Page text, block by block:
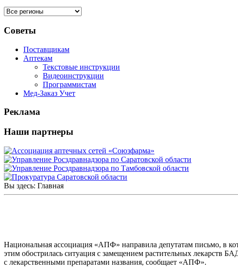
Советы
Поставщикам
Аптекам
Текстовые инструкции
Видеоинструкции
Программистам
Мед-Заказ Учет
Реклама
Наши партнеры
Вы здесь: Главная
Национальная ассоциация «АПФ» направила депутатам письмо, в
этим обострилась ситуация с замещением растительных лекарств
с лекарственными препаратами названия, сообщает «АПФ».